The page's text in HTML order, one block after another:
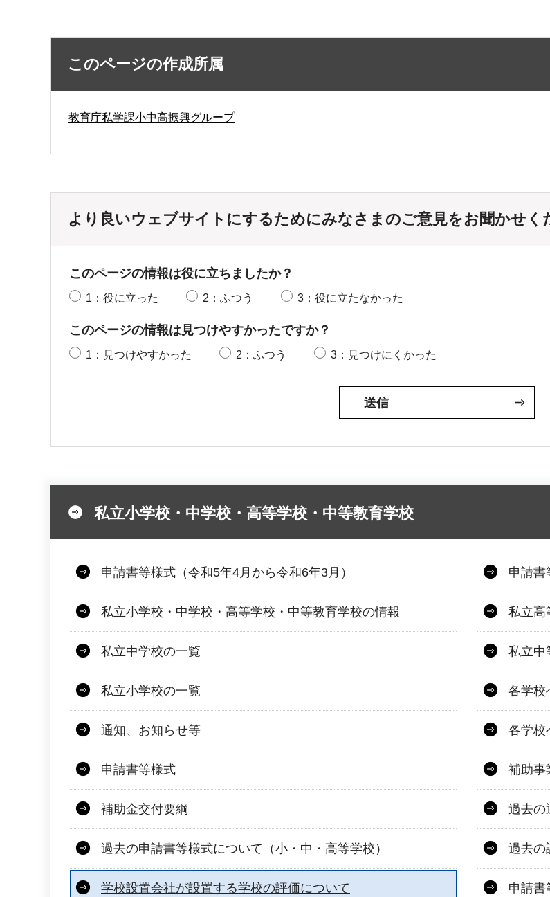
このページの作成所属
教育庁私学課小中高振興グループ
より良いウェブサイトにするためにみなさまのご意見をお聞かせく
このページの情報は役に立ちましたか？
1：役に立った 2：ふつう 3：役に立たなかった
このページの情報は見つけやすかったですか？
1：見つけやすかった 2：ふつう 3：見つけにくかった
私立小学校・中学校・高等学校・中等教育学校
申請書等様式（令和5年4月から令和6年3月） 申請書
私立小学校・中学校・高等学校・中等教育学校の情報 私立高
私立中学校の一覧 私立中
私立小学校の一覧 各学校
通知、お知らせ等 各学校
申請書等様式 補助事
補助金交付要綱 過去の
過去の申請書等様式について（小・中・高等学校） 過去の
学校設置会社が設置する学校の評価について 申請書